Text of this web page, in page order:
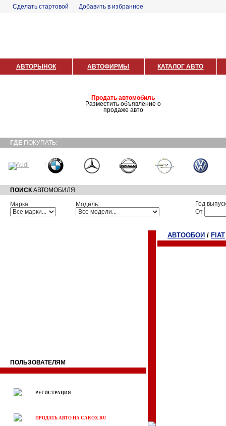
Сделать стартовой Добавить в избранное
АВТОРЫНОК АВТОФИРМЫ КАТАЛОГ АВТО
Продать автомобиль
Разместить объявление о
продаже авто
ГДЕ ПОКУПАТЬ:
ПОИСК АВТОМОБИЛЯ
Марка:
Модель:
Год
От
ПОЛЬЗОВАТЕЛЯМ
РЕГИСТРАЦИЯ
ПРОДАТЬ АВТО НА CAROX.RU
АВТООБОИ / FIAT